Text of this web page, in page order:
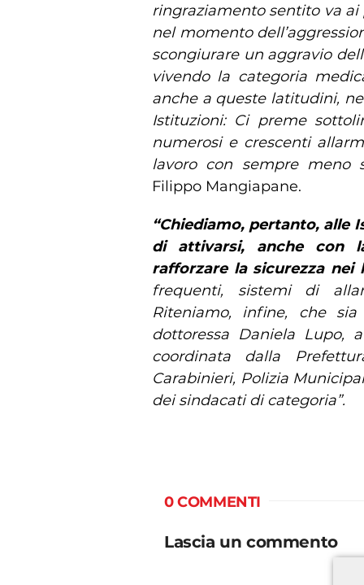
ringraziamento sentito va ai
nel momento
scongiurare un aggravio
vivendo la categoria
anche a queste latitudini,
Istituzioni: Ci preme
numerosi e crescenti
lavoro con sempre meno
Filippo Mangiapane.
“Chiediamo, pertanto, alle
di attivarsi, anche con
rafforzare la sicurezza
frequenti, sistemi di
Riteniamo, infine, che
dottoressa Daniela Lupo,
coordinata dalla
Carabinieri, Polizia
dei sindacati di categoria”.
0 COMMENTI
Lascia un commento